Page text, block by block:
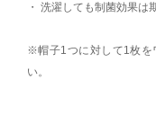
・ 洗濯しても制菌効果は
※帽子1つに対して1枚を
い。